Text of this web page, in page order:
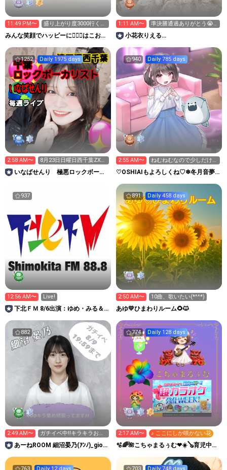
11:49 PM〜
盛り上がり度3000行くか
力尽きるまで٩(>ω<*
みんな笑顔でハッピーに🐕‍🦺😇はこお
1:11 AM〜
準決勝通過ありがとう😭
🫶🏻今日18時から決勝で
す！
小花衣りえる
AD
1252 Daily 1975 days
2:58 AM〜
8月23日日曜日西千葉ZXワ
ンマンライブ
いなばせんり 極悪ロックボーカ
940 Daily 785 days
2:55 AM〜
ねむねむなので少しだけ配
信します！
♡OSHIAIもよろしくね♡❄冬月音夢
937
12:56 AM〜 Live!
下北ＦＭ 8/6出演：ゆめ・みる＆
891 Daily 458 days
2:50 AM〜 10曲、歌いたい(*^^*)
あゆ💛ひまわりルーム🌻🐱
882
2:49 AM〜
ガチイベ中‼️キラキラお願
いいたします‼️✨️
あーねROOM 細沼晏乃(ｱﾝﾉ)_gio
774 Daily 128 days
2:17 AM〜 ♪ ここにしか咲かない花
🫧🌈🌺こちゃまるぅむ❤☀️🪕育児中️🪄